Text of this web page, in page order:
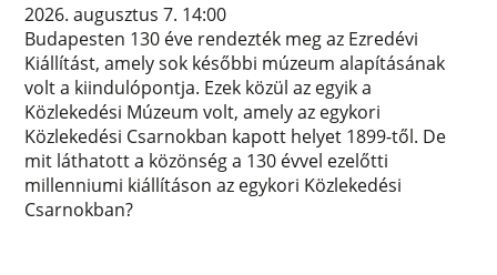
2026. augusztus 7. 14:00
Budapesten 130 éve rendezték meg az Ezredévi
Kiállítást, amely sok későbbi múzeum alapításának
volt a kiindulópontja. Ezek közül az egyik a
Közlekedési Múzeum volt, amely az egykori
Közlekedési Csarnokban kapott helyet 1899-től. De
mit láthatott a közönség a 130 évvel ezelőtti
millenniumi kiállításon az egykori Közlekedési
Csarnokban?